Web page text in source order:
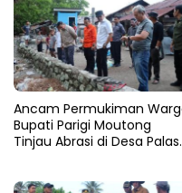
Ancam Permukiman
Bupati Parigi Moutong
Tinjau Abrasi di Desa